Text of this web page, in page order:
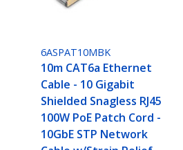
6ASPAT10MBK
10m CAT6a Ethernet
Cable - 10 Gigabit
Shielded Snagless RJ45
100W PoE Patch Cord -
10GbE STP Network